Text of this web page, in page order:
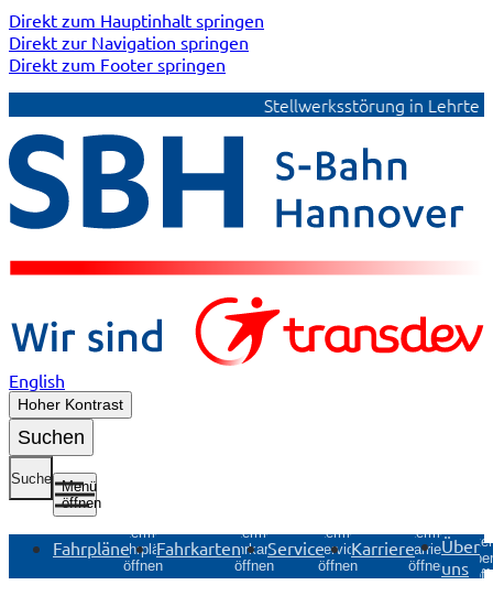
Direkt zum Hauptinhalt springen
Direkt zur Navigation springen
Direkt zum Footer springen
Stellwerksstörung in Lehrte
English
Hoher Kontrast
Suchen
Suche
Menü
öffnen
Fahrpläne
Untermenü
Fahrpläne
öffnen
Fahrkarten
Untermenü
Fahrkarten
öffnen
Service
Untermenü
Service
öffnen
Karriere
Untermenü
Karriere
öffnen
Über
uns